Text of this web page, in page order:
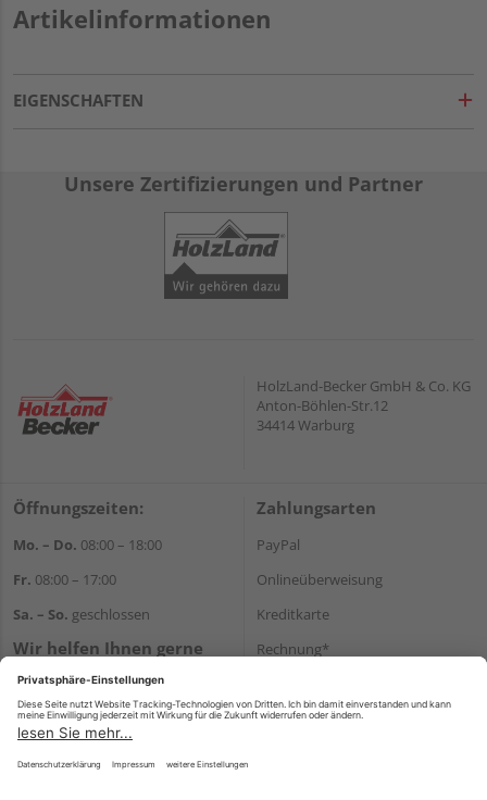
Artikelinformationen
EIGENSCHAFTEN
Unsere Zertifizierungen und Partner
HolzLand-Becker GmbH & Co. KG
Anton-Böhlen-Str.12
34414 Warburg
Öffnungszeiten:
Mo. – Do. 08:00 – 18:00
Fr. 08:00 – 17:00
Sa. – So. geschlossen
Wir helfen Ihnen gerne
weiter
+49 5641 787710
E-Mail:shop@becker-
warburg.com
Zahlungsarten
PayPal
Onlineüberweisung
Kreditkarte
Rechnung*
Versand